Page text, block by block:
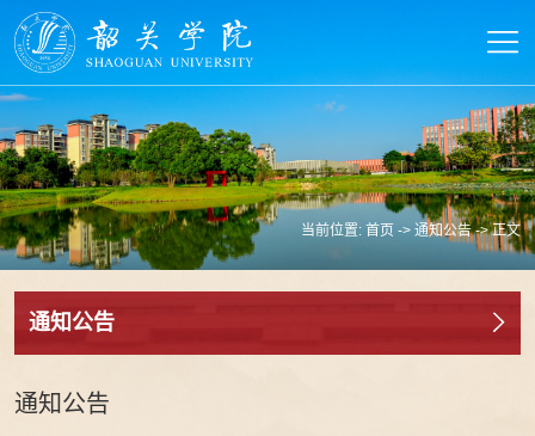
当前位置:首页 ->通知公告-> 正文
通知公告
通知公告